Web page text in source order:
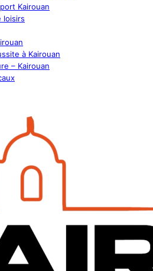
Kairouan
loisirs
à Kairouan
– Kairouan